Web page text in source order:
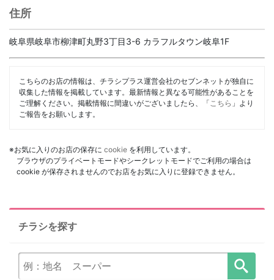
住所
岐阜県岐阜市柳津町丸野3丁目3-6 カラフルタウン岐阜1F
こちらのお店の情報は、チラシプラス運営会社のセブンネットが独自に
収集した情報を掲載しています。最新情報と異なる可能性があることを
ご理解ください。掲載情報に間違いがございましたら、「 こちら 」より
ご報告をお願いします。
※お気に入りのお店の保存に cookie を利用しています。
ブラウザのプライベートモードやシークレットモードでご利用の場合は
cookie が保存されませんのでお店をお気に入りに登録できません。
チラシを探す